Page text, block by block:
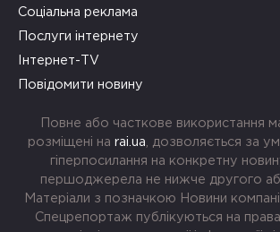
Соціальна реклама
Послуги інтернету
Інтернет-TV
Повідомити новину
Повне або часткове використання
розміщені на rai.ua , дозволяється за
гіперпосилання на конкретну
першоджерела не нижче другого
Матеріали з позначкою Новини
Спецрепортаж публікуються на